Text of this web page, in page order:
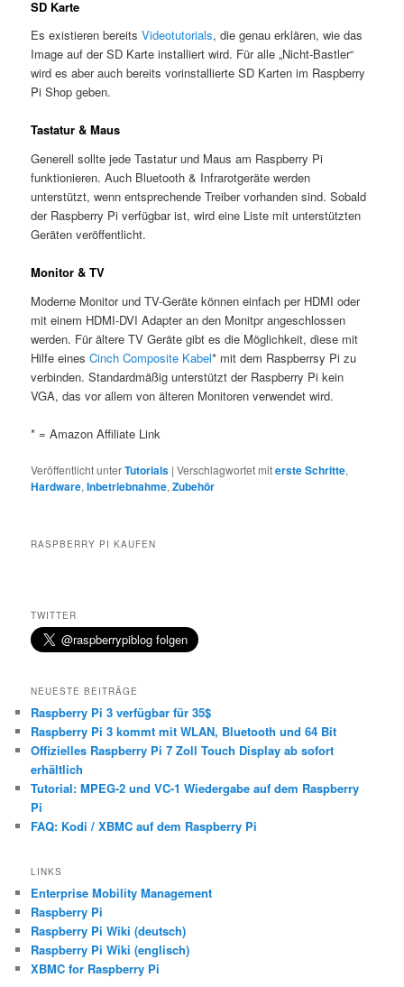
SD Karte
Es existieren bereitsVideotutorials, die genau erklären, wie das
Image auf der SD Karte installiert wird. Für alle „Nicht-Bastler“
wird es aber auch bereits vorinstallierte SD Karten im Raspberry
Pi Shop geben.
Tastatur & Maus
Generell sollte jede Tastatur und Maus am Raspberry Pi
funktionieren. Auch Bluetooth & Infrarotgeräte werden
unterstützt, wenn entsprechende Treiber vorhanden sind. Sobald
der Raspberry Pi verfügbar ist, wird eine Liste mit unterstützten
Geräten veröffentlicht.
Monitor & TV
Moderne Monitor und TV-Geräte können einfach per HDMI oder
mit einem HDMI-DVI Adapter an den Monitpr angeschlossen
werden. Für ältere TV Geräte gibt es die Möglichkeit, diese mit
Hilfe einesCinch Composite Kabel* mit dem Raspberrsy Pi zu
verbinden. Standardmäßig unterstützt der Raspberry Pi kein
VGA, das vor allem von älteren Monitoren verwendet wird.
* = Amazon Affiliate Link
Veröffentlicht unterTutorials |Verschlagwortet miterste Schritte,
Hardware,Inbetriebnahme,Zubehör
RASPBERRY PI KAUFEN
TWITTER
NEUESTE BEITRÄGE
Raspberry Pi 3 verfügbar für 35$
Raspberry Pi 3 kommt mit WLAN, Bluetooth und 64 Bit
Offizielles Raspberry Pi 7 Zoll Touch Display ab sofort
erhältlich
Tutorial: MPEG-2 und VC-1 Wiedergabe auf dem Raspberry
Pi
FAQ: Kodi / XBMC auf dem Raspberry Pi
LINKS
Enterprise Mobility Management
Raspberry Pi
Raspberry Pi Wiki (deutsch)
Raspberry Pi Wiki (englisch)
XBMC for Raspberry Pi